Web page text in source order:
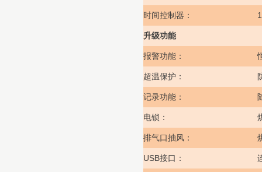
时间控制器：
升级功能
报警功能：
超温保护：
记录功能：
电锁：
排气口抽风：
USB接口：